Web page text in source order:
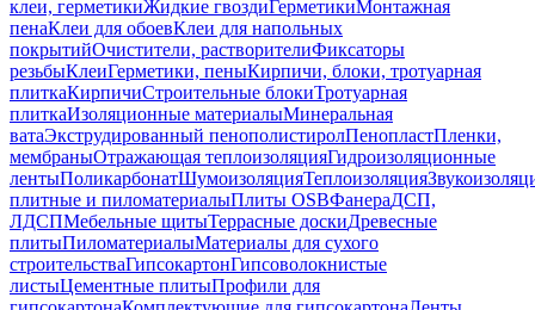
клеи, герметикиЖидкие гвоздиГерметикиМонтажная
пенаКлеи для обоевКлеи для напольных
покрытийОчистители, растворителиФиксаторы
резьбыКлеиГерметики, пеныКирпичи, блоки, тротуарная
плиткаКирпичиСтроительные блокиТротуарная
плиткаИзоляционные материалыМинеральная
ватаЭкструдированный пенополистиролПенопластПленки,
мембраныОтражающая теплоизоляцияГидроизоляционные
лентыПоликарбонатШумоизоляцияТеплоизоляция
плитные и пиломатериалыПлиты OSBФанераДСП,
ЛДСПМебельные щитыТеррасные доскиДревесные
плитыПиломатериалыМатериалы для сухого
строительстваГипсокартонГипсоволокнистые
листыЦементные плитыПрофили для